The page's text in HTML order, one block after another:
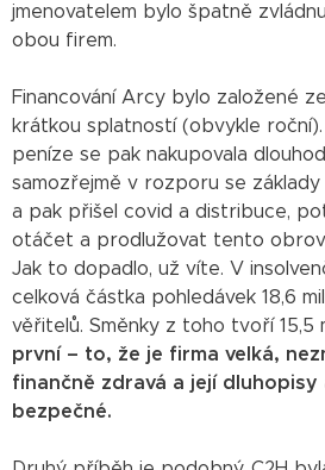
jmenovatelem bylo špatně
obou firem.
Financování Arcy bylo založené
krátkou splatností (obvykle
peníze se pak nakupovala
samozřejmě v rozporu se základy
a pak přišel covid a distribuce,
otáčet a prodlužovat tento
Jak to dopadlo, už víte. V
celková částka pohledávek 18,6
věřitelů. Směnky z toho tvoří 15,5
první – to, že je firma velká,
finančně zdravá a její dluhopisy
bezpečné.